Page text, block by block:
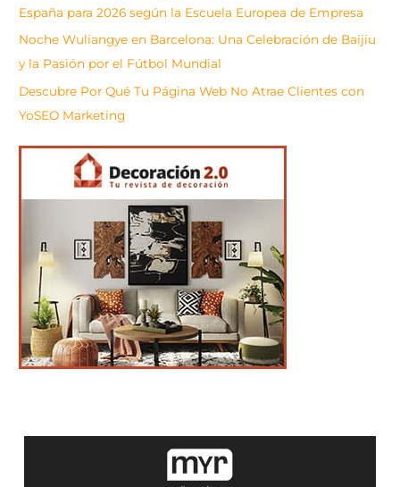
España para 2026 según la Escuela Europea de Empresa
Noche Wuliangye en Barcelona: Una Celebración de Baijiu
y la Pasión por el Fútbol Mundial
Descubre Por Qué Tu Página Web No Atrae Clientes con
YoSEO Marketing